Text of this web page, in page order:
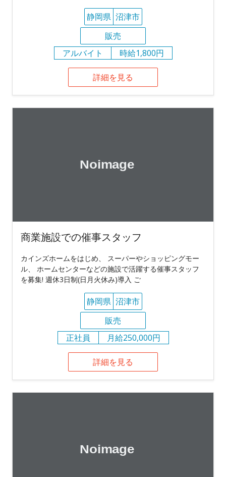
静岡県 沼津市
販売
アルバイト
時給1,800円
詳細を見る
商業施設での催事スタッフ
カインズホームをはじめ、 スーパーやショッピングモー
ル、 ホームセンターなどの施設で活躍する催事スタッフ
を募集! 週休3日制(日月火休み)導入 ご
静岡県 沼津市
販売
正社員
月給250,000円
詳細を見る